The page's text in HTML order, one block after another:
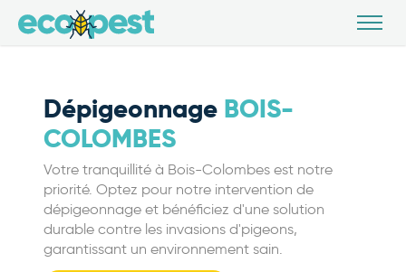
Dépigeonnage BOIS-
COLOMBES
Votre tranquillité à Bois-Colombes est notre
priorité. Optez pour notre intervention de
dépigeonnage et bénéficiez d'une solution
durable contre les invasions d'pigeons,
garantissant un environnement sain.